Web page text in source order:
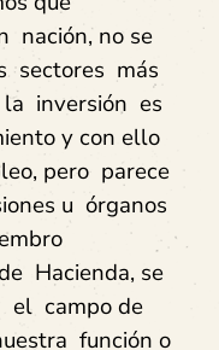
nación, no se
sectores más
inversión es
y con ello
pero parece
u órganos
Hacienda, se
campo de
función o